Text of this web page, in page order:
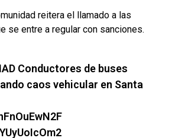
reitera el llamado a las
se entre a regular con sanciones.
Conductores de buses
caos vehicular en Santa